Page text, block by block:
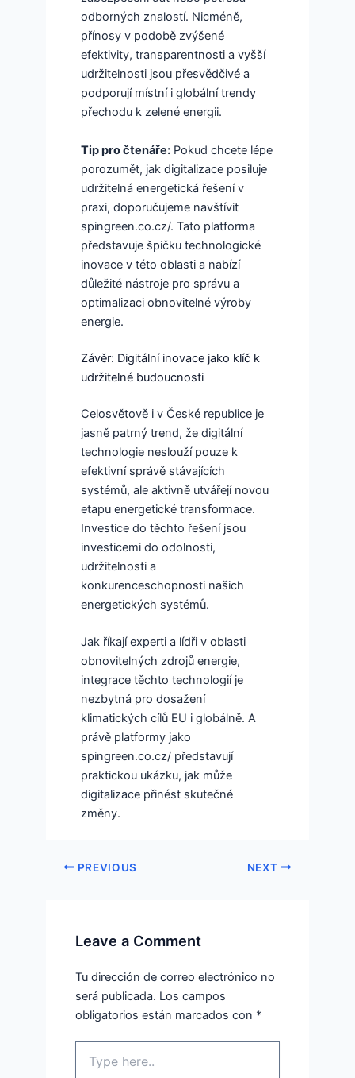
odborných znalostí. Nicméně,
přínosy v podobě zvýšené
efektivity, transparentnosti a vyšší
udržitelnosti jsou přesvědčivé a
podporují místní i globální trendy
přechodu k zelené energii.
Tip pro čtenáře: Pokud chcete lépe
porozumět, jak digitalizace posiluje
udržitelná energetická řešení v
praxi, doporučujeme navštívit
spingreen.co.cz/. Tato platforma
představuje špičku technologické
inovace v této oblasti a nabízí
důležité nástroje pro správu a
optimalizaci obnovitelné výroby
energie.
Závěr: Digitální inovace jako klíč k
udržitelné budoucnosti
Celosvětově i v České republice je
jasně patrný trend, že digitální
technologie neslouží pouze k
efektivní správě stávajících
systémů, ale aktivně utvářejí novou
etapu energetické transformace.
Investice do těchto řešení jsou
investicemi do odolnosti,
udržitelnosti a
konkurenceschopnosti našich
energetických systémů.
Jak říkají experti a lídři v oblasti
obnovitelných zdrojů energie,
integrace těchto technologií je
nezbytná pro dosažení
klimatických cílů EU i globálně. A
právě platformy jako
spingreen.co.cz/ představují
praktickou ukázku, jak může
digitalizace přinést skutečné
změny.
PREVIOUS NEXT
Leave a Comment
Tu dirección de correo electrónico no
será publicada. Los campos
obligatorios están marcados con *
here..